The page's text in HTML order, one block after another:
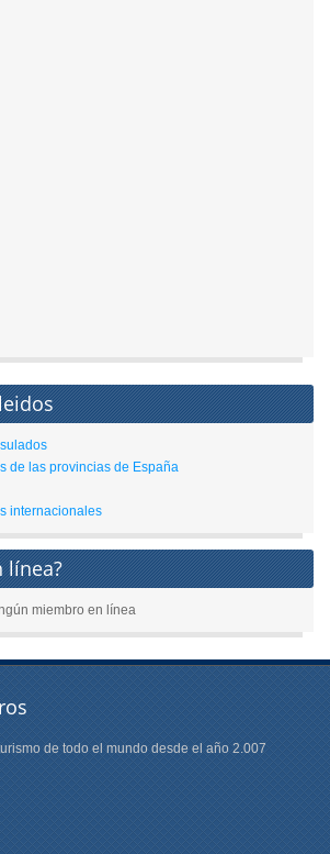
de las provincias de España
internacionales
línea?
miembro en línea
de todo el mundo desde el año 2.007